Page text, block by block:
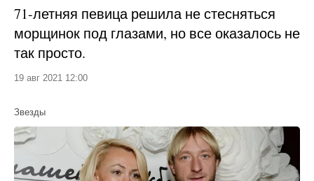
71-летняя певица решила не стесняться
морщинок под глазами, но все оказалось не
так просто.
19 авг 2021 12:00
Звезды